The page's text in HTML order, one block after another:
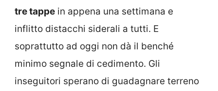
tre tappe in appena una settimana e
inflitto distacchi siderali a tutti. E
soprattutto ad oggi non dà il benché
minimo segnale di cedimento. Gli
inseguitori sperano di guadagnare terreno